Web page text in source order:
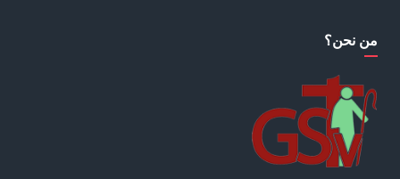
من نحن؟